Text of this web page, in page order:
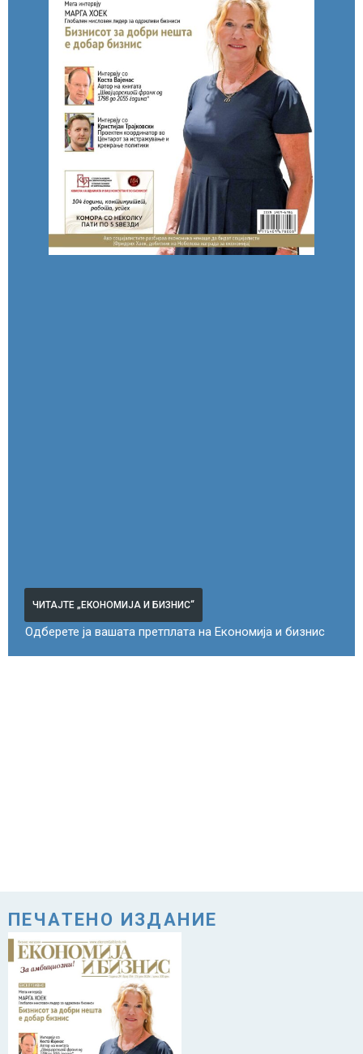
ЧИТАЈТЕ „ЕКОНОМИЈА И БИЗНИС“
Одберете ја вашата претплата на Економија и бизнис
ПЕЧАТЕНО ИЗДАНИЕ